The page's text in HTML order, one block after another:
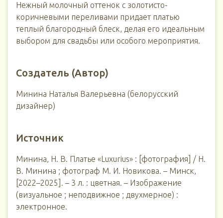
Нежный молочный оттенок с золотисто-
коричневыми переливами придает платью
теплый благородный блеск, делая его идеальным
выбором для свадьбы или особого мероприятия.
Создатель (Автор)
Минина Наталья Валерьевна (белорусский
дизайнер)
Источник
Минина, Н. В. Платье «Luxurius» : [фотография] / Н.
В. Минина ; фотограф М. И. Новикова. – Минск,
[2022–2025]. – 3 л. : цветная. – Изображение
(визуальное ; неподвижное ; двухмерное) :
электронное.